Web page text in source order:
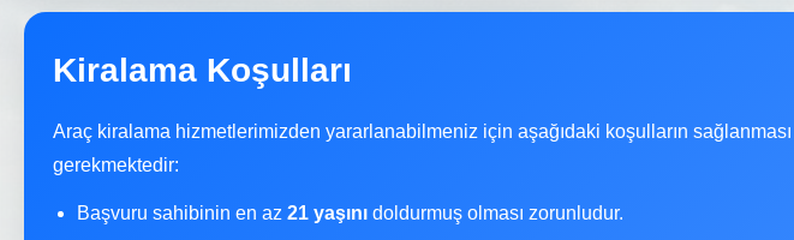
Kiralama Koşulları
Araç kiralama hizmetlerimizden yararlanabilmeniz için aşağıdaki koşulların sağlanması
gerekmektedir:
Başvuru sahibinin en az 21 yaşını doldurmuş olması zorunludur.